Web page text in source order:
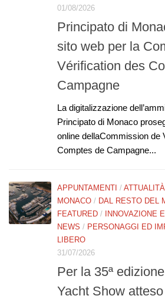
01/08/2026
Principato di
sito web per la
Vérification des
Campagne
La digitalizzazione
Principato di Monaco
online dellaCommission de
Comptes de Campagne...
APPUNTAMENTI / ATTUALITÀ
MONACO / DAL RESTO DEL
FEATURED / INNOVAZIONE
NEWS / PERSONAGGI ED
LIBERO
31/07/2026
Per la 35ª
Yacht Show